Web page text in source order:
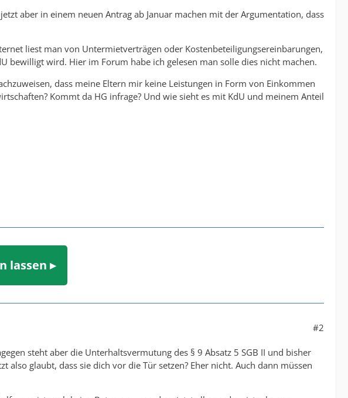
aber in einem neuen Antrag ab Januar machen mit der Argumentation, dass
liest man von Untermietverträgen oder Kostenbeteiligungsereinbarungen,
bewilligt wird. Hier im Forum habe ich gelesen man solle dies nicht machen.
dass meine Eltern mir keine Leistungen in Form von Einkommen
Kommt da HG infrage? Und wie sieht es mit KdU und meinem Anteil
lassen ▸
#2
steht aber die Unterhaltsvermutung des § 9 Absatz 5 SGB II und bisher
also glaubt, dass sie dich vor die Tür setzen? Eher nicht. Auch dann müssen